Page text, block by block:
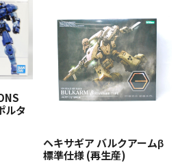
ルタ
ヘキサギア バルクアームβ
標準仕様 (再生産)